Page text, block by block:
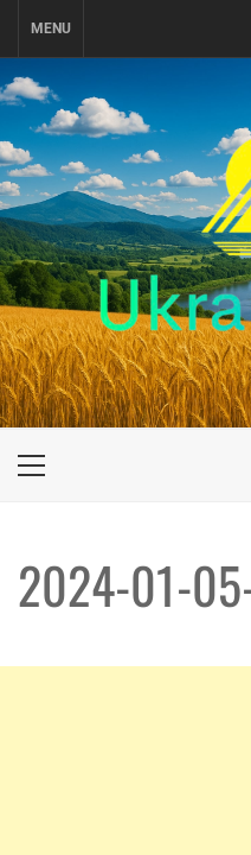
MENU
UKRAINE-
ПОДОРОЖI ПО
Primary
2024-01-